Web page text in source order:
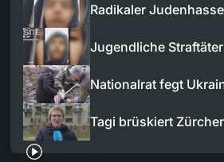
Radikaler
Jugendliche
Nationalrat fegt
Tagi brüskiert